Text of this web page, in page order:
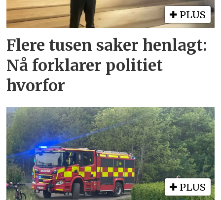
PLUS
Flere tusen saker henlagt:
Nå forklarer politiet
hvorfor
PLUS